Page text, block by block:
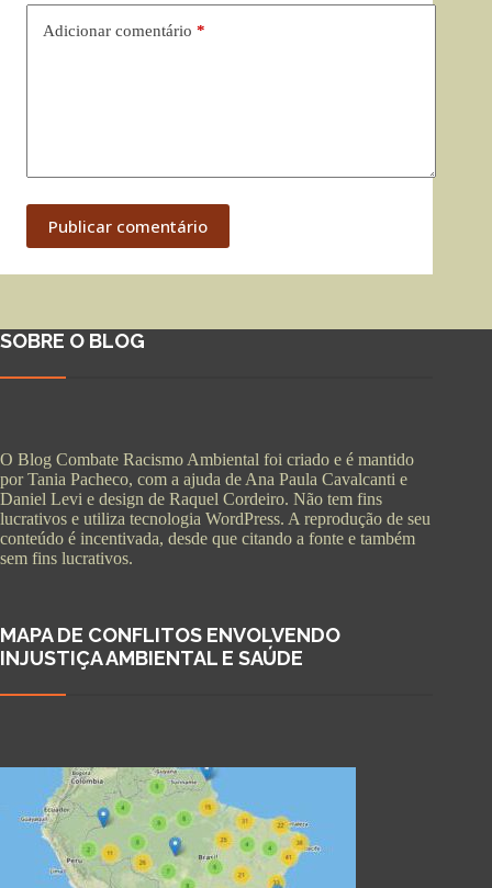
Adicionar comentário *
Publicar comentário
SOBRE O BLOG
O Blog Combate Racismo Ambiental foi criado e é mantido
por Tania Pacheco, com a ajuda de Ana Paula Cavalcanti e
Daniel Levi e design de Raquel Cordeiro. Não tem fins
lucrativos e utiliza tecnologia WordPress. A reprodução de seu
conteúdo é incentivada, desde que citando a fonte e também
sem fins lucrativos.
MAPA DE CONFLITOS ENVOLVENDO
INJUSTIÇA AMBIENTAL E SAÚDE